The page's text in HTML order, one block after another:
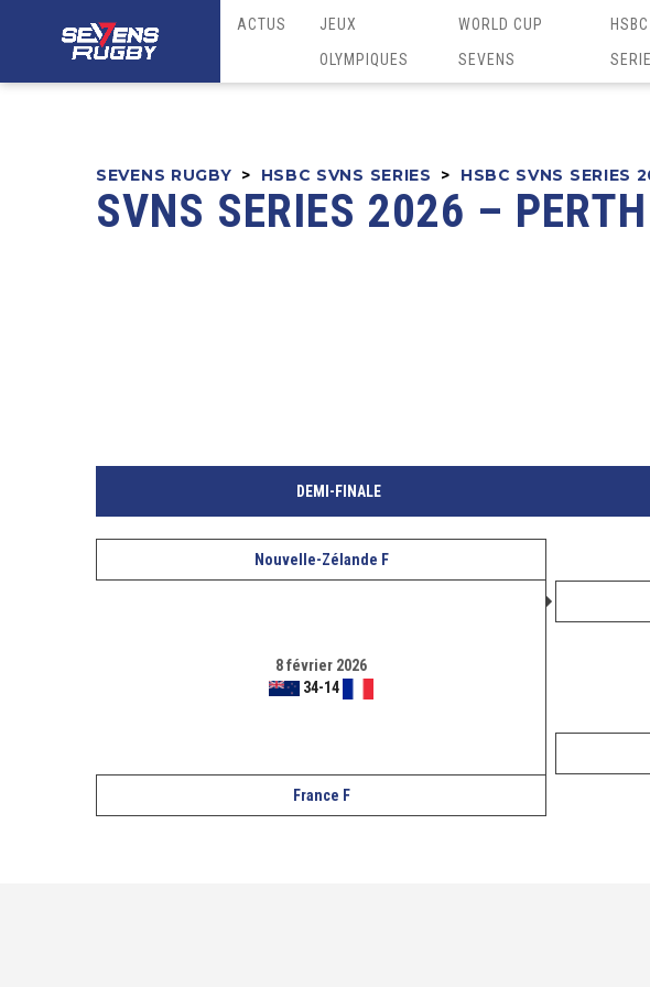
ACTUS
JEUX
OLYMPIQUES
WORLD CUP
SEVENS
SEVENS RUGBY > HSBC SVNS SERIES > HSBC SVNS SERIES
SVNS SERIES 2026 –
DEMI-FINALE
Nouvelle-Zélande F
8 février 2026
34-14
France F